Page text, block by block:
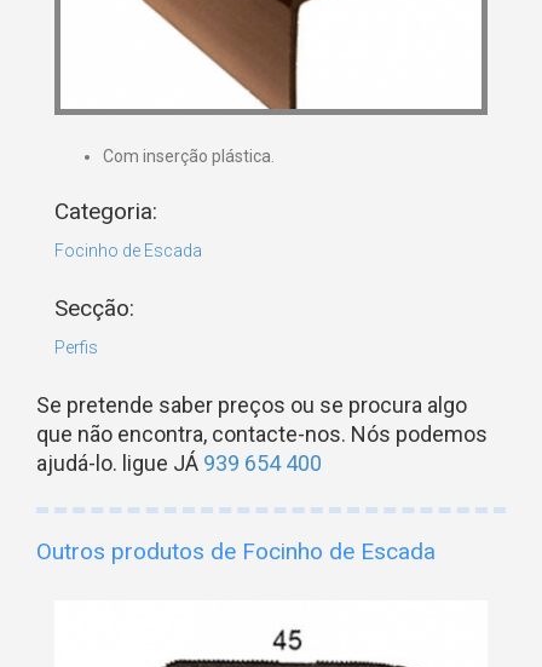
Com inserção plástica.
Categoria:
Focinho de Escada
Secção:
Perfis
Se pretende saber preços ou se procura algo
que não encontra, contacte-nos. Nós podemos
ajudá-lo. ligue JÁ 939 654 400
Outros produtos de Focinho de Escada